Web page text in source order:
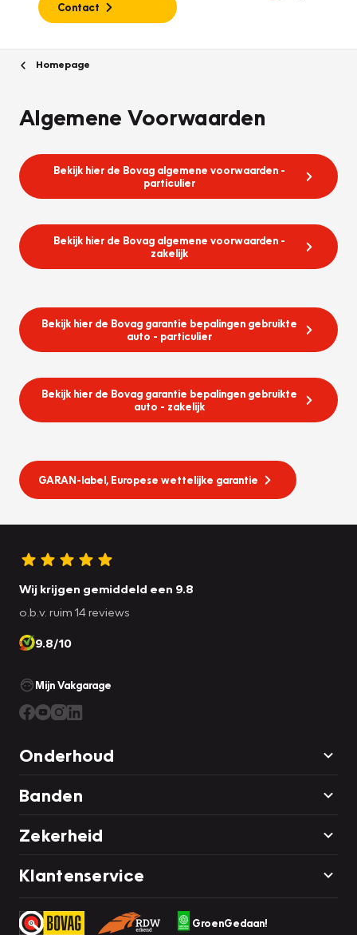
Contact
Homepage
Algemene Voorwaarden
Bekijk hier de Bovag algemene voorwaarden -
particulier
Bekijk hier de Bovag algemene voorwaarden -
zakelijk
Bekijk hier de Bovag garantie bepalingen gebruikte
auto - particulier
Bekijk hier de Bovag garantie bepalingen gebruikte
auto - zakelijk
GARAN-label, Europese wettelijke garantie
Wij krijgen gemiddeld een 9.8
o.b.v. ruim 14 reviews
9.8/10
Mijn Vakgarage
Onderhoud
Banden
Zekerheid
Klantenservice
GroenGedaan!